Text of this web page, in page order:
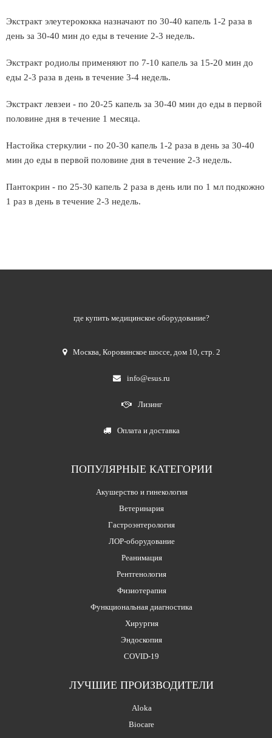
Экстракт элеутерококка назначают по 30-40 капель 1-2 раза в
день за 30-40 мин до еды в течение 2-3 недель.
Экстракт родиолы применяют по 7-10 капель за 15-20 мин до
еды 2-3 раза в день в течение 3-4 недель.
Экстракт левзеи - по 20-25 капель за 30-40 мин до еды в первой
половине дня в течение 1 месяца.
Настойка стеркулии - по 20-30 капель 1-2 раза в день за 30-40
мин до еды в первой половине дня в течение 2-3 недель.
Пантокрин - по 25-30 капель 2 раза в день или по 1 мл подкожно
1 раз в день в течение 2-3 недель.
где купить медицинское оборудование?
Москва,Коровинское шоссе, дом 10, стр. 2
info@esus.ru
Лизинг
Оплата и доставка
ПОПУЛЯРНЫЕ КАТЕГОРИИ
Акушерство и гинекология
Ветеринария
Гастроэнтерология
ЛОР-оборудование
Реанимация
Рентгенология
Физиотерапия
Функциональная диагностика
Хирургия
Эндоскопия
COVID-19
ЛУЧШИЕ ПРОИЗВОДИТЕЛИ
Aloka
Biocare